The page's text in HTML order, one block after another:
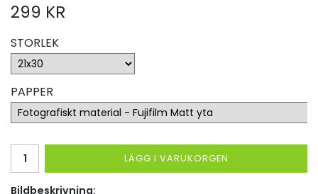
299 KR
STORLEK
PAPPER
LÄGG I VARUKORGEN
Bildbeskrivning: